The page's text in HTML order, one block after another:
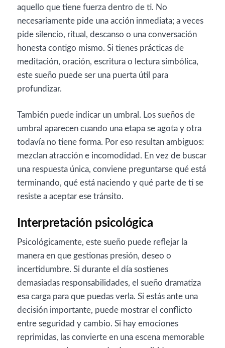
aquello que tiene fuerza dentro de ti. No
necesariamente pide una acción inmediata; a veces
pide silencio, ritual, descanso o una conversación
honesta contigo mismo. Si tienes prácticas de
meditación, oración, escritura o lectura simbólica,
este sueño puede ser una puerta útil para
profundizar.
También puede indicar un umbral. Los sueños de
umbral aparecen cuando una etapa se agota y otra
todavía no tiene forma. Por eso resultan ambiguos:
mezclan atracción e incomodidad. En vez de buscar
una respuesta única, conviene preguntarse qué está
terminando, qué está naciendo y qué parte de ti se
resiste a aceptar ese tránsito.
Interpretación psicológica
Psicológicamente, este sueño puede reflejar la
manera en que gestionas presión, deseo o
incertidumbre. Si durante el día sostienes
demasiadas responsabilidades, el sueño dramatiza
esa carga para que puedas verla. Si estás ante una
decisión importante, puede mostrar el conflicto
entre seguridad y cambio. Si hay emociones
reprimidas, las convierte en una escena memorable